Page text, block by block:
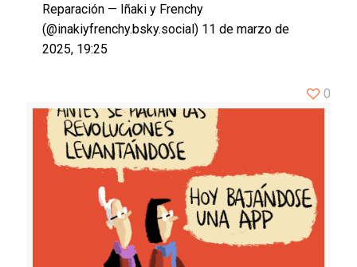
Reparación — Iñaki y Frenchy
(@inakiyfrenchy.bsky.social) 11 de marzo de
2025, 19:25
0